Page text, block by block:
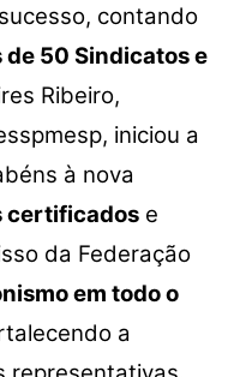
contando
de 50 Sindicatos e
Ribeiro,
iniciou a
à nova
certificadose
da Federação
em todo o
a